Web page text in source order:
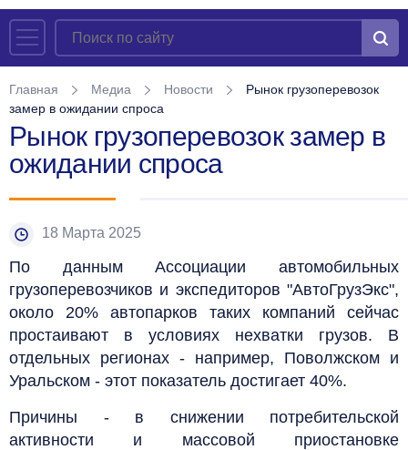
Главная Медиа Новости
Рынок грузоперевозок
замер в ожидании спроса
Рынок грузоперевозок замер в
ожидании спроса
18 Марта 2025
По данным Ассоциации автомобильных
грузоперевозчиков и экспедиторов "АвтоГрузЭкс",
около 20% автопарков таких компаний сейчас
простаивают в условиях нехватки грузов. В
отдельных регионах - например, Поволжском и
Уральском - этот показатель достигает 40%.
Причины - в снижении потребительской
активности и массовой приостановке